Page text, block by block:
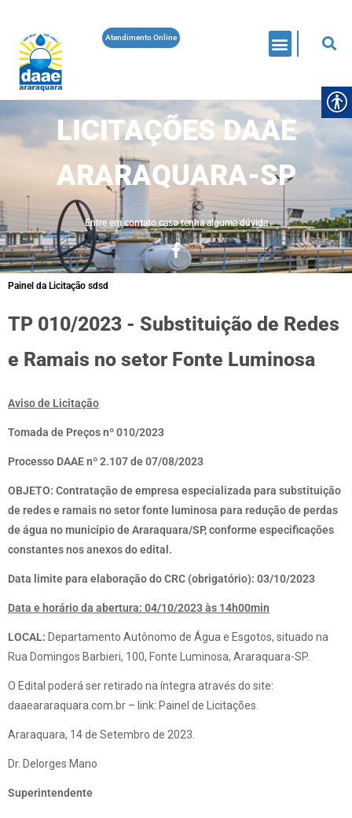
Atendimento Online
LICITAÇÕES DAAE
ARARAQUARA-SP
Entre em contato caso tenha alguma dúvida
Painel da Licitação sdsd
TP 010/2023 - Substituição de Redes
e Ramais no setor Fonte Luminosa
Aviso de Licitação
Tomada de Preços nº 010/2023
Processo DAAE nº 2.107 de 07/08/2023
OBJETO: Contratação de empresa especializada para substituição
de redes e ramais no setor fonte luminosa para redução de perdas
de água no município de Araraquara/SP, conforme especificações
constantes nos anexos do edital.
Data limite para elaboração do CRC (obrigatório): 03/10/2023
Data e horário da abertura: 04/10/2023 às 14h00min
LOCAL: Departamento Autônomo de Água e Esgotos, situado na
Rua Domingos Barbieri, 100, Fonte Luminosa, Araraquara-SP.
O Edital poderá ser retirado na íntegra através do site:
daaeararaquara.com.br – link: Painel de Licitações.
Araraquara, 14 de Setembro de 2023.
Dr. Delorges Mano
Superintendente